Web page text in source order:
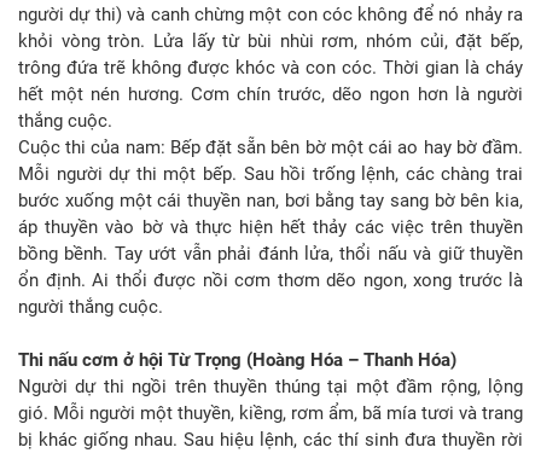
người dự thi) và canh chừng một con cóc không để nó nhảy ra
khỏi vòng tròn. Lửa lấy từ bùi nhùi rơm, nhóm củi, đặt bếp,
trông đứa trẽ không được khóc và con cóc. Thời gian là cháy
hết một nén hương. Cơm chín trước, dẽo ngon hơn là người
thắng cuộc.
Cuộc thi của nam: Bếp đặt sẵn bên bờ một cái ao hay bờ đầm.
Mỗi người dự thi một bếp. Sau hồi trống lệnh, các chàng trai
bước xuống một cái thuyền nan, bơi bằng tay sang bờ bên kia,
áp thuyền vào bờ và thực hiện hết thảy các việc trên thuyền
bồng bềnh. Tay ướt vẫn phải đánh lửa, thổi nấu và giữ thuyền
ổn định. Ai thổi được nồi cơm thơm dẽo ngon, xong trước là
người thắng cuộc.
Thi nấu cơm ở hội Từ Trọng (Hoàng Hóa – Thanh Hóa)
Người dự thi ngồi trên thuyền thúng tại một đầm rộng, lộng
gió. Mỗi người một thuyền, kiềng, rơm ẩm, bã mía tươi và trang
bị khác giống nhau. Sau hiệu lệnh, các thí sinh đưa thuyền rời